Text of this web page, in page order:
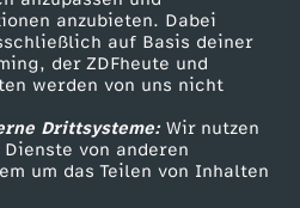
anzubieten. Dabei
auf Basis deiner
der ZDFheute und
werden von uns nicht
Drittsysteme:Wir nutzen
von anderen
um das Teilen von Inhalten